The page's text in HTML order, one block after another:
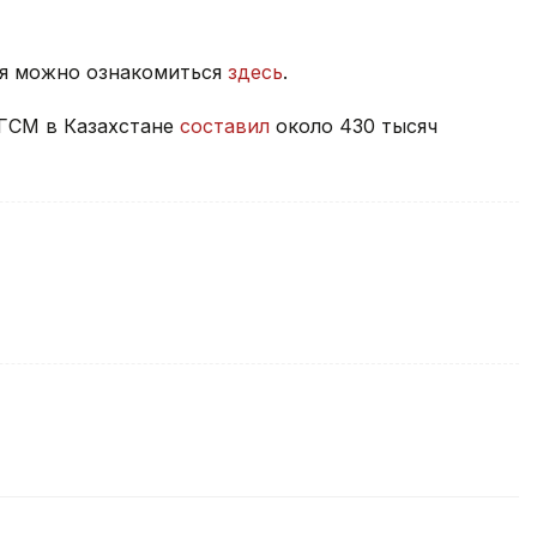
можно ознакомиться здесь.
в Казахстане составил около 430 тысяч